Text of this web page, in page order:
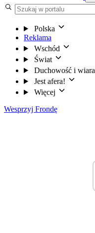
Polska
Reklama
Wschód
Świat
Duchowość i wiara
Jest afera!
Więcej
Wesprzyj Frondę